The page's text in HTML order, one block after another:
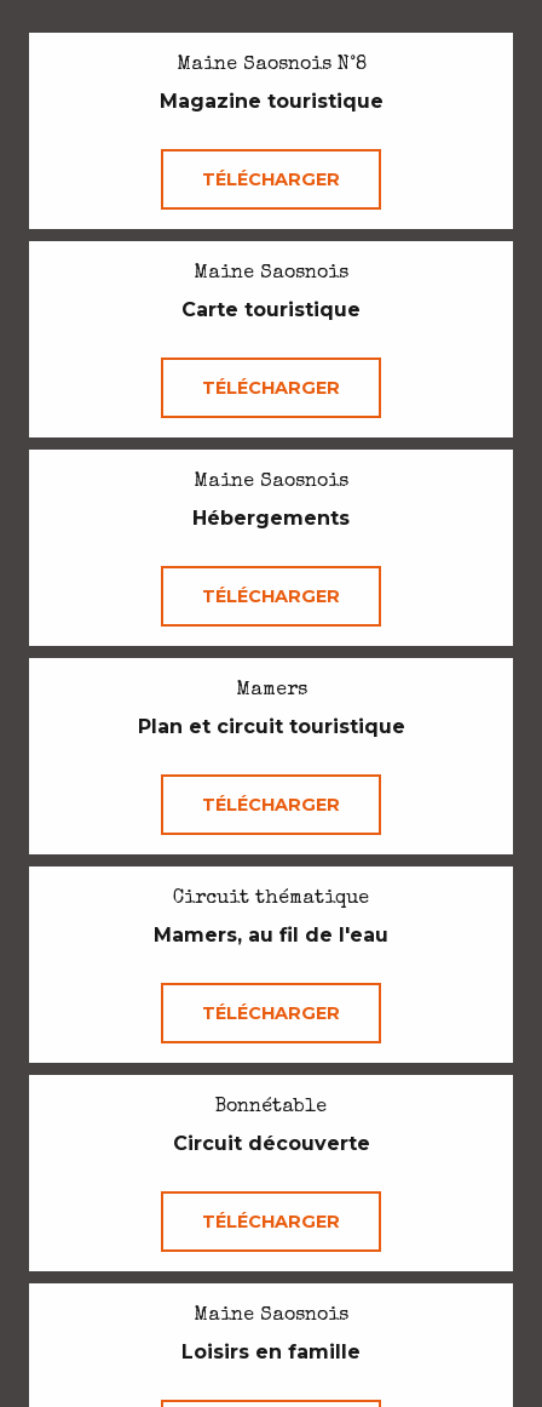
Maine Saosnois N°8
Magazine touristique
TÉLÉCHARGER
Maine Saosnois
Carte touristique
TÉLÉCHARGER
Maine Saosnois
Hébergements
TÉLÉCHARGER
Mamers
Plan et circuit touristique
TÉLÉCHARGER
Circuit thématique
Mamers, au fil de l'eau
TÉLÉCHARGER
Bonnétable
Circuit découverte
TÉLÉCHARGER
Maine Saosnois
Loisirs en famille